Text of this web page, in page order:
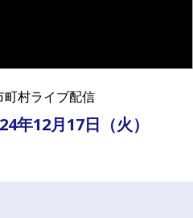
町村ライブ配信
年12月17日（火）